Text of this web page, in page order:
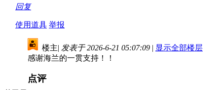
回复
使用道具 举报
楼主| 发表于 2026-6-21 05:07:09 | 显示全部楼层
感谢海兰的一贯支持！！
点评